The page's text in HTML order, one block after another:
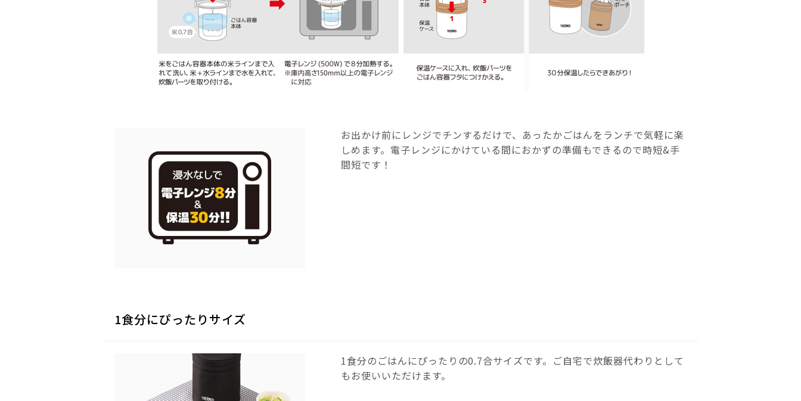
お出かけ前にレンジでチンするだけで、あったかごはんをランチで気軽に楽
しめます。電子レンジにかけている間におかずの準備もできるので時短&手
間短です！
1食分にぴったりサイズ
1食分のごはんにぴったりの0.7合サイズです。ご自宅で炊飯器代わりとして
もお使いいただけます。